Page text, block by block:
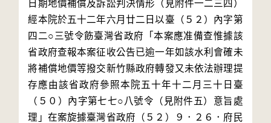
日期地價補償及訴訟判決情形（見附件一二三四）
經本院於五十二年六月廿二日以臺（５２）內字第
四二○三號令飭臺灣省政府「本案應准備查惟據該
省政府查報本案征收公告已逾一年如該水利會確未
將補償地價等撥交新竹縣政府轉發又未依法辦理提
存應由該省政府參照本院五十年十二月三十日臺
（５０）內字第七七○八號令（見附件五）意旨處
理」在案旋據臺灣省政府（５２）９．２６．府民